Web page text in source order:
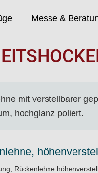
Messe &
mit verstellbarer
hochglanz poliert.
Rückenlehne